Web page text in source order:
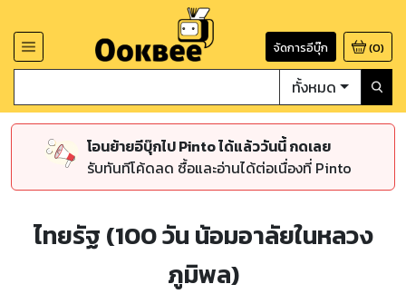
จัดการอีบุ๊ก (0)
ทั้งหมด
โอนย้ายอีบุ๊กไป Pinto ได้แล้ววันนี้ กดเลย
รับทันทีโค้ดลด ซื้อและอ่านได้ต่อเนื่องที่ Pinto
ไทยรัฐ (100 วัน น้อมอาลัยในหลวง
ภูมิพล)